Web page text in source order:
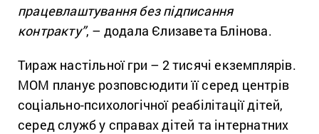
працевлаштування без підписання
контракту”, – додала Єлизавета Блінова.
Тираж настільної гри – 2 тисячі екземплярів.
МОМ планує розповсюдити її серед центрів
соціально-психологічної реабілітації дітей,
серед служб у справах дітей та інтернатних